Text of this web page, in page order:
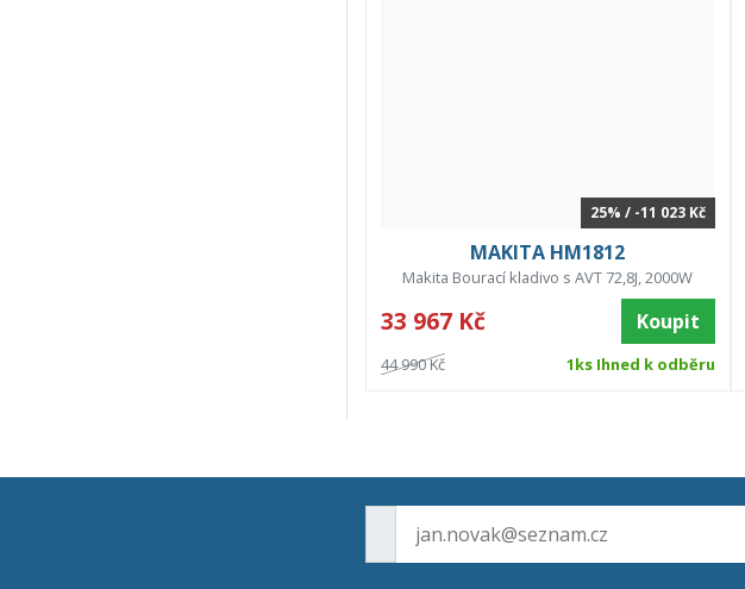
25% / -11 023 Kč
MAKITA HM1812
Makita Bourací kladivo s AVT 72,8J, 2000W
33 967 Kč Koupit
44 990 Kč 1ks Ihned k odběru